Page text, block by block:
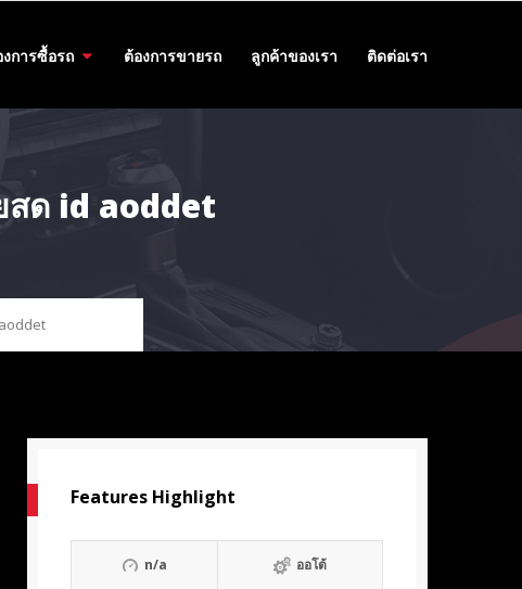
การซื้อรถ ต้องการขายรถ ลูกค้าของเรา ติดต่อเรา
สด id aoddet
Features Highlight
n/a ออโต้